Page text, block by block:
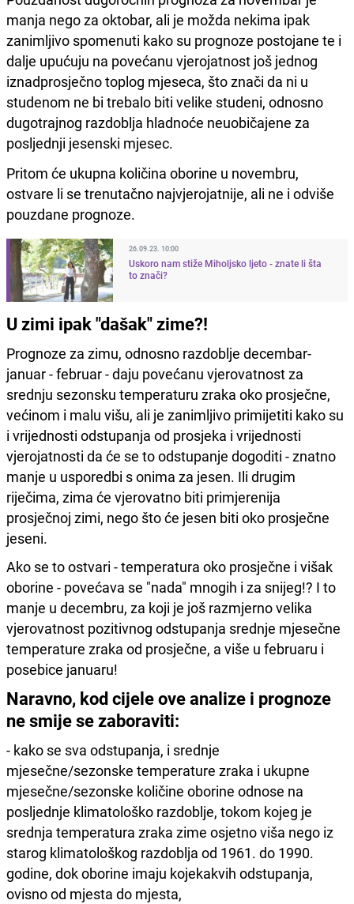
manja nego za oktobar, ali je možda nekima ipak
zanimljivo spomenuti kako su prognoze postojane te i
dalje upućuju na povećanu vjerojatnost još jednog
iznadprosječno toplog mjeseca, što znači da ni u
studenom ne bi trebalo biti velike studeni, odnosno
dugotrajnog razdoblja hladnoće neuobičajene za
posljednji jesenski mjesec.
Pritom će ukupna količina oborine u novembru,
ostvare li se trenutačno najvjerojatnije, ali ne i odviše
pouzdane prognoze.
26.09.23. 10:00
Uskoro nam stiže Miholjsko ljeto - znate li šta
to znači?
U zimi ipak "dašak" zime?!
Prognoze za zimu, odnosno razdoblje decembar-
januar - februar - daju povećanu vjerovatnost za
srednju sezonsku temperaturu zraka oko prosječne,
većinom i malu višu, ali je zanimljivo primijetiti kako su
i vrijednosti odstupanja od prosjeka i vrijednosti
vjerojatnosti da će se to odstupanje dogoditi - znatno
manje u usporedbi s onima za jesen. Ili drugim
riječima, zima će vjerovatno biti primjerenija
prosječnoj zimi, nego što će jesen biti oko prosječne
jeseni.
Ako se to ostvari - temperatura oko prosječne i višak
oborine - povećava se "nada" mnogih i za snijeg!? I to
manje u decembru, za koji je još razmjerno velika
vjerovatnost pozitivnog odstupanja srednje mjesečne
temperature zraka od prosječne, a više u februaru i
posebice januaru!
Naravno, kod cijele ove analize i prognoze
ne smije se zaboraviti:
- kako se sva odstupanja, i srednje
mjesečne/sezonske temperature zraka i ukupne
mjesečne/sezonske količine oborine odnose na
posljednje klimatološko razdoblje, tokom kojeg je
srednja temperatura zraka zime osjetno viša nego iz
starog klimatološkog razdoblja od 1961. do 1990.
godine, dok oborine imaju kojekakvih odstupanja,
ovisno od mjesta do mjesta,